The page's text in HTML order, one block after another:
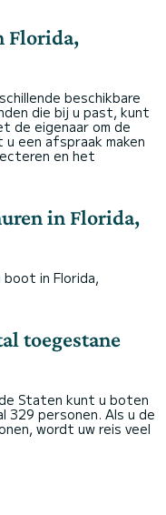
Florida,
beschikbare
die bij u past, kunt
de eigenaar om de
een afspraak maken
en het
in Florida,
in Florida,
toegestane
Staten kunt u boten
329 personen. Als u de
wordt uw reis veel